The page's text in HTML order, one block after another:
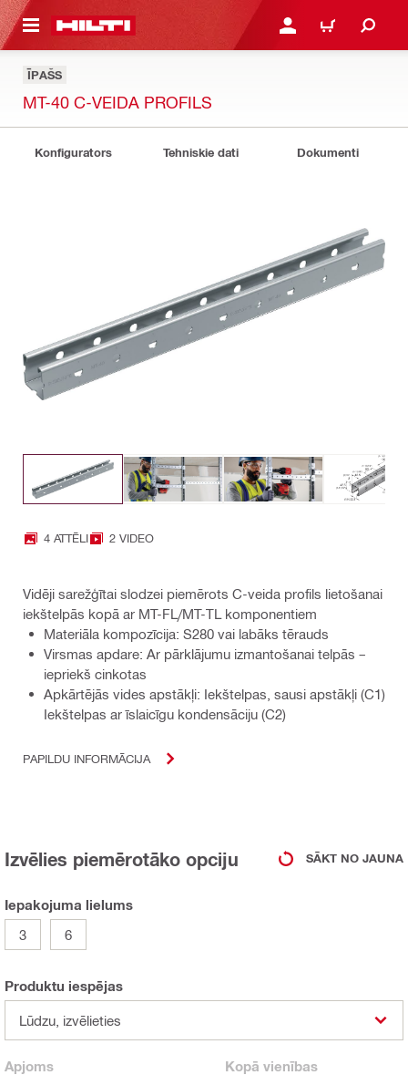
SATURU PIESLĒGTIES VAI
IEPIRKŠANĀS
ĪPAŠS
MT-40 C-VEIDA PROFILS
Konfigurators Tehniskie dati Dokumenti
4 ATTĒLI 2 VIDEO
Vidēji sarežģītai slodzei piemērots C-veida profils lietošanai
iekštelpās kopā ar MT-FL/MT-TL komponentiem
Materiāla kompozīcija: S280 vai labāks tērauds
Virsmas apdare: Ar pārklājumu izmantošanai telpās –
iepriekš cinkotas
Apkārtējās vides apstākļi: Iekštelpas, sausi apstākļi (C1)
Iekštelpas ar īslaicīgu kondensāciju (C2)
PAPILDU INFORMĀCIJA
Izvēlies piemērotāko opciju SĀKT NO JAUNA
Iepakojuma lielums
3
6
Produktu iespējas
Lūdzu, izvēlieties
Apjoms Kopā vienības